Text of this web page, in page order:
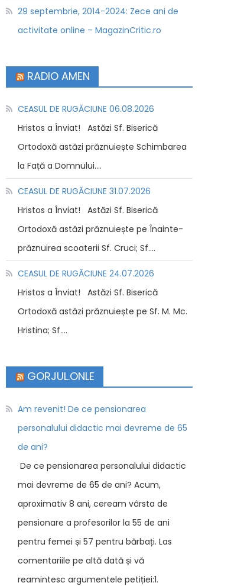
29 septembrie, 2014-2024: Zece ani de
activitate online – MagazinCritic.ro
RADIO AMEN
CEASUL DE RUGĂCIUNE 06.08.2026
Hristos a Înviat! Astăzi Sf. Biserică
Ortodoxă astăzi prăznuiește Schimbarea
la Față a Domnului....
CEASUL DE RUGĂCIUNE 31.07.2026
Hristos a Înviat! Astăzi Sf. Biserică
Ortodoxă astăzi prăznuiește pe Înainte-
prăznuirea scoaterii Sf. Cruci; Sf....
CEASUL DE RUGĂCIUNE 24.07.2026
Hristos a Înviat! Astăzi Sf. Biserică
Ortodoxă astăzi prăznuiește pe Sf. M. Mc.
Hristina; Sf....
GORJUL.ONLE
Am revenit! De ce pensionarea
personalului didactic mai devreme de 65
de ani?
De ce pensionarea personalului didactic
mai devreme de 65 de ani? Acum,
aproximativ 8 ani, ceream vârsta de
pensionare a profesorilor la 55 de ani
pentru femei și 57 pentru bărbați. Las
comentariile pe altă dată și vă
reamintesc argumentele petiției:1.